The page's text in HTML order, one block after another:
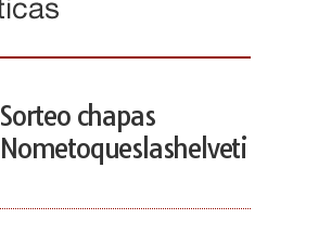
Sorteo chapas
Nometoqueslashelveti